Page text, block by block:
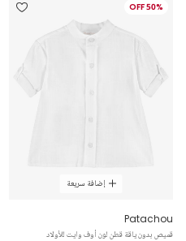
50% OFF
إضافة سريعة
Patachou
قميص بدون ياقة قطن لون أوف وايت للأولاد